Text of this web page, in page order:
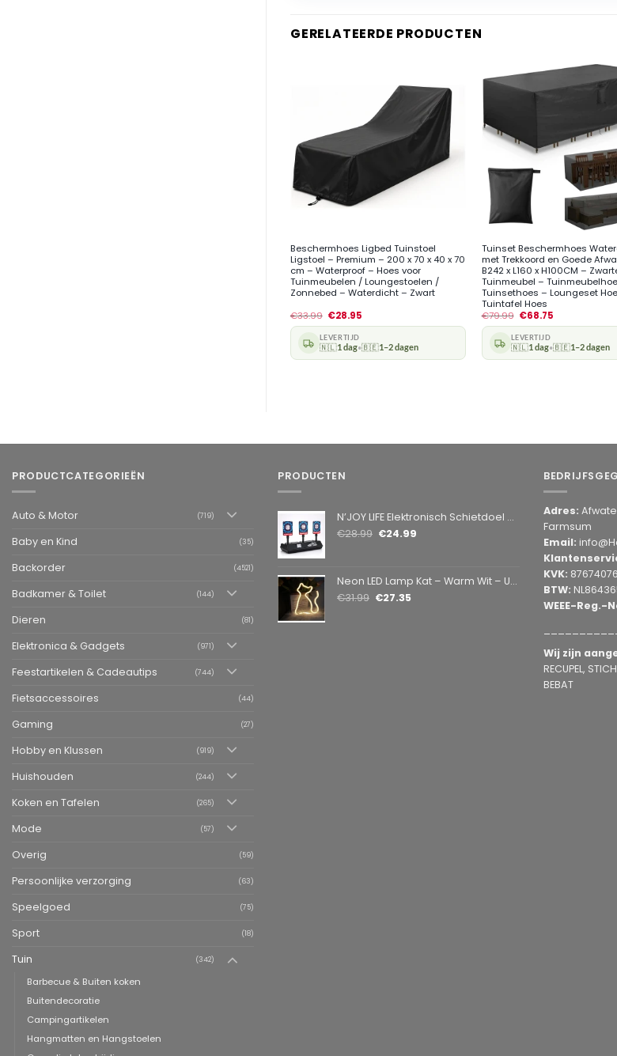
GERELATEERDE PRODUCTEN
Beschermhoes Ligbed Tuinstoel
Ligstoel – Premium – 200 x 70 x 40 x 70
cm – Waterproof – Hoes voor
Tuinmeubelen / Loungestoelen /
Zonnebed – Waterdicht – Zwart
€33.99 €28.95
LEVERTIJD
🇳🇱1 dag•🇧🇪1–2 dagen
+
Tuinset Beschermhoes
met Trekkoord en Goede
B242 x L160 x H100CM –
Tuinmeubel –
Tuinsethoes – Loungeset
Tuintafel Hoes
€79.99 €68.75
LEVERTIJD
🇳🇱1 dag•🇧🇪1–2 dagen
PRODUCTCATEGORIEËN
Auto & Motor (719)
Baby en Kind (35)
Backorder (4521)
Badkamer & Toilet (144)
Dieren (81)
Elektronica & Gadgets (971)
Feestartikelen & Cadeautips (744)
Fietsaccessoires (44)
Gaming (27)
Hobby en Klussen (919)
Huishouden (244)
Koken en Tafelen (265)
Mode (57)
Overig (59)
Persoonlijke verzorging (63)
Speelgoed (75)
Sport (18)
Tuin (342)
Barbecue & Buiten koken
Buitendecoratie
Campingartikelen
Hangmatten en Hangstoelen
PRODUCTEN
N’JOY LIFE Elektronisch Schietdoel met 3 Targets – Automatische Reset – Digitaal Scorebord – voor Foam Darts
€28.99 €24.99
Neon LED Lamp Kat – Warm Wit – USB & Batterij – Decoratieve Tafellamp voor Kinderkamer – 28,5 x 24,5 cm
€31.99 €27.35
Adres:
Farmsum
Email:
KVK: 87674076
BTW:
WEEE-Reg.-
Wij zijn
RECUPEL,
BEBAT